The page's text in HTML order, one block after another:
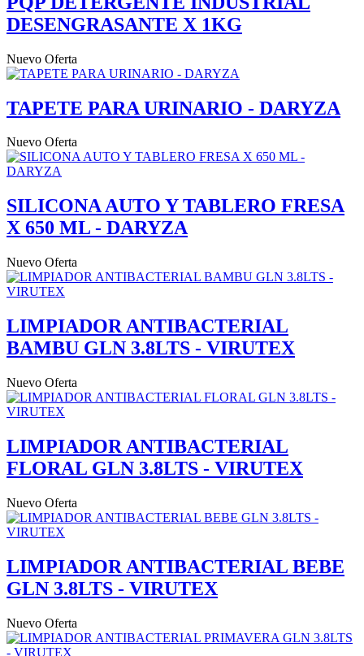
DESENGRASANTE X 1KG
Nuevo Oferta
TAPETE PARA URINARIO - DARYZA
Nuevo Oferta
SILICONA AUTO Y TABLERO FRESA
X 650 ML - DARYZA
Nuevo Oferta
LIMPIADOR ANTIBACTERIAL
BAMBU GLN 3.8LTS - VIRUTEX
Nuevo Oferta
LIMPIADOR ANTIBACTERIAL
FLORAL GLN 3.8LTS - VIRUTEX
Nuevo Oferta
LIMPIADOR ANTIBACTERIAL BEBE
GLN 3.8LTS - VIRUTEX
Nuevo Oferta